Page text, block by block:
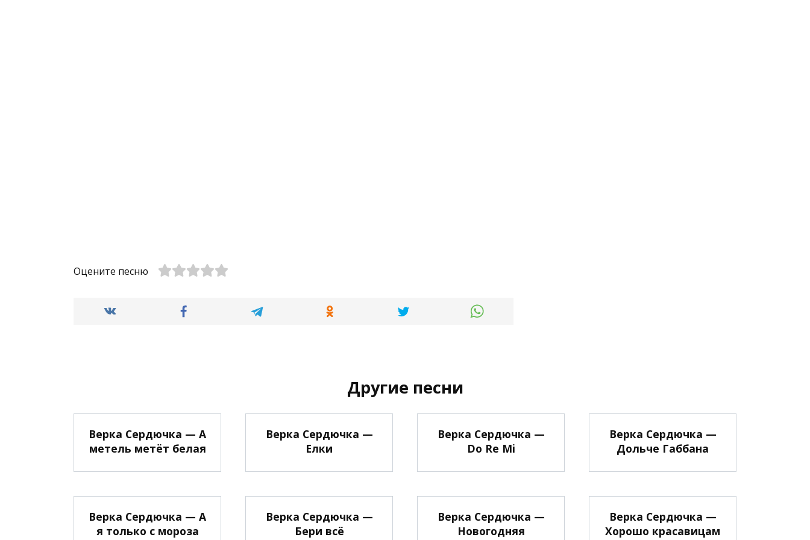
Оцените песню
Другие песни
Верка Сердючка — А
метель метёт белая
Верка Сердючка —
Елки
Верка Сердючка —
Do Re Mi
Верка Сердючка —
Дольче Габбана
Верка Сердючка — А
я только с мороза
Верка Сердючка —
Бери всё
Верка Сердючка —
Новогодняя
Верка Сердючка —
Хорошо красавицам